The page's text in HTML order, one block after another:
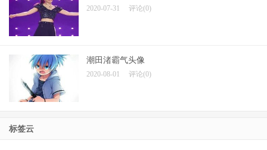
2020-07-31 评论(0)
潮田渚霸气头像
2020-08-01 评论(0)
标签云